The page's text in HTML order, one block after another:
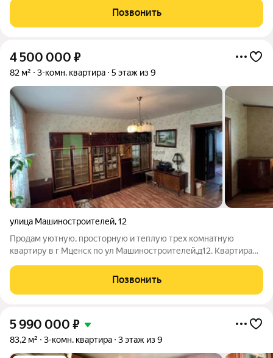
очень теплая. Хорошее жилое состояние, не требует срочных
вложений.
Позвонить
4 500 000 ₽
82 м² 3-комн. квартира 5 этаж из 9
улица Машиностроителей,12
Продам уютную, просторную и теплую трех комнатную
квартиру в г Мценск по ул Машиностроителей.д12. Квартира
"Распашонка" выход окон на две стороны. Просторные
комнаты, правильной прямоугольной формы,
Позвонить
5 990 000 ₽
83,2 м² 3-комн. квартира 3 этаж из 9